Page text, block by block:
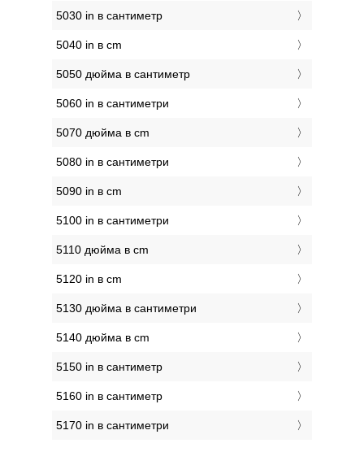
5030 in в сантиметр
5040 in в cm
5050 дюйма в сантиметр
5060 in в сантиметри
5070 дюйма в cm
5080 in в сантиметри
5090 in в cm
5100 in в сантиметри
5110 дюйма в cm
5120 in в cm
5130 дюйма в сантиметри
5140 дюйма в cm
5150 in в сантиметр
5160 in в сантиметр
5170 in в сантиметри